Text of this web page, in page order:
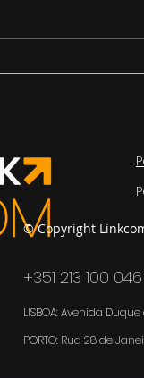
A nova
© Copyright
+351 213 100 046
LISBOA: Avenida
PORTO: Rua 28 de